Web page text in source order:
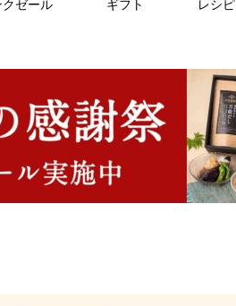
ゼール ギフト レシピ